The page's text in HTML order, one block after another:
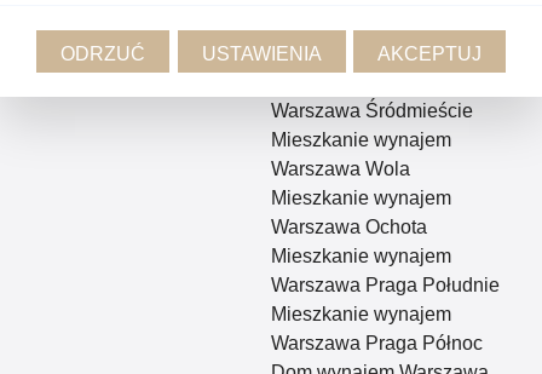
Oferty off market
Mieszkanie sprzedaż Kraków
Warszawa Śródmieście
Mieszkanie wynajem
Warszawa Wola
Mieszkanie wynajem
Warszawa Ochota
Mieszkanie wynajem
Warszawa Praga Południe
Mieszkanie wynajem
Warszawa Praga Północ
ODRZUĆ USTAWIENIA AKCEPTUJ